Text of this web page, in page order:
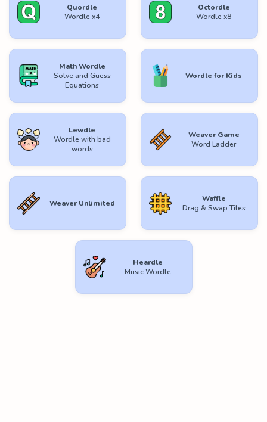
Quordle
Wordle x4
Octordle
Wordle x8
Math Wordle
Solve and Guess
Equations
Wordle for Kids
Lewdle
Wordle with bad
words
Weaver Game
Word Ladder
Weaver Unlimited
Waffle
Drag & Swap Tiles
Heardle
Music Wordle